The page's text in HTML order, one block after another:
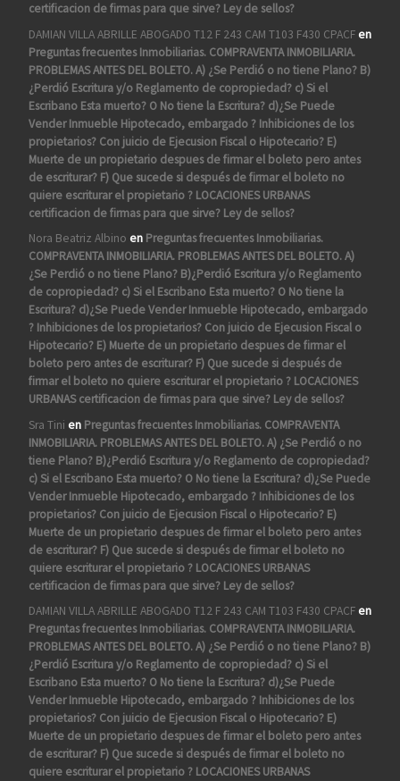
certificacion de firmas para que sirve? Ley de sellos?
DAMIAN VILLA ABRILLE ABOGADO T12 F 243 CAM T103 F430 CPACFen
Preguntas frecuentes Inmobiliarias. COMPRAVENTA INMOBILIARIA.
PROBLEMAS ANTES DEL BOLETO. A) ¿Se Perdió o no tiene Plano? B)
¿Perdió Escritura y/o Reglamento de copropiedad? c) Si el
Escribano Esta muerto? O No tiene la Escritura? d)¿Se Puede
Vender Inmueble Hipotecado, embargado ? Inhibiciones de los
propietarios? Con juicio de Ejecusion Fiscal o Hipotecario? E)
Muerte de un propietario despues de firmar el boleto pero antes
de escriturar? F) Que sucede si después de firmar el boleto no
quiere escriturar el propietario ? LOCACIONES URBANAS
certificacion de firmas para que sirve? Ley de sellos?
Nora Beatriz Albino en Preguntas frecuentes Inmobiliarias.
COMPRAVENTA INMOBILIARIA. PROBLEMAS ANTES DEL BOLETO. A)
¿Se Perdió o no tiene Plano? B)¿Perdió Escritura y/o Reglamento
de copropiedad? c) Si el Escribano Esta muerto? O No tiene la
Escritura? d)¿Se Puede Vender Inmueble Hipotecado, embargado
? Inhibiciones de los propietarios? Con juicio de Ejecusion Fiscal o
Hipotecario? E) Muerte de un propietario despues de firmar el
boleto pero antes de escriturar? F) Que sucede si después de
firmar el boleto no quiere escriturar el propietario ? LOCACIONES
URBANAS certificacion de firmas para que sirve? Ley de sellos?
Sra Tini en Preguntas frecuentes Inmobiliarias. COMPRAVENTA
INMOBILIARIA. PROBLEMAS ANTES DEL BOLETO. A) ¿Se Perdió o no
tiene Plano? B)¿Perdió Escritura y/o Reglamento de copropiedad?
c) Si el Escribano Esta muerto? O No tiene la Escritura? d)¿Se Puede
Vender Inmueble Hipotecado, embargado ? Inhibiciones de los
propietarios? Con juicio de Ejecusion Fiscal o Hipotecario? E)
Muerte de un propietario despues de firmar el boleto pero antes
de escriturar? F) Que sucede si después de firmar el boleto no
quiere escriturar el propietario ? LOCACIONES URBANAS
certificacion de firmas para que sirve? Ley de sellos?
DAMIAN VILLA ABRILLE ABOGADO T12 F 243 CAM T103 F430 CPACFen
Preguntas frecuentes Inmobiliarias. COMPRAVENTA INMOBILIARIA.
PROBLEMAS ANTES DEL BOLETO. A) ¿Se Perdió o no tiene Plano? B)
¿Perdió Escritura y/o Reglamento de copropiedad? c) Si el
Escribano Esta muerto? O No tiene la Escritura? d)¿Se Puede
Vender Inmueble Hipotecado, embargado ? Inhibiciones de los
propietarios? Con juicio de Ejecusion Fiscal o Hipotecario? E)
Muerte de un propietario despues de firmar el boleto pero antes
de escriturar? F) Que sucede si después de firmar el boleto no
quiere escriturar el propietario ? LOCACIONES URBANAS